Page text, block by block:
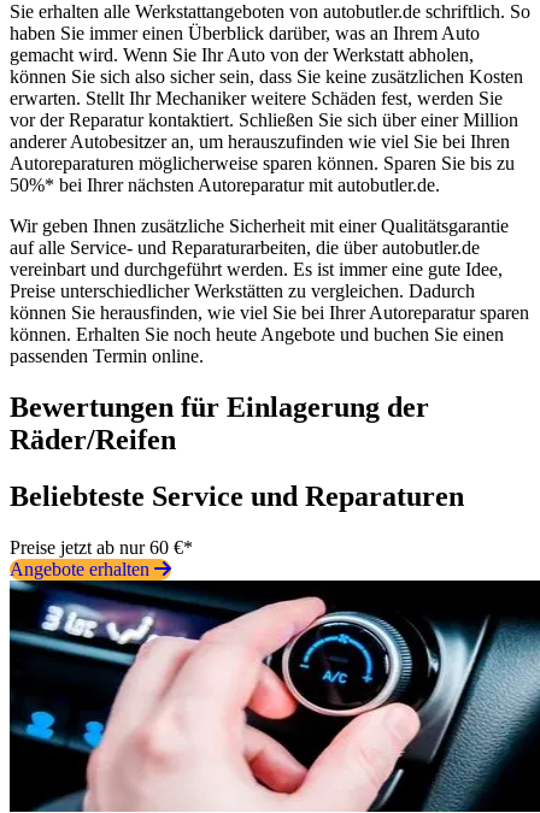
Sie erhalten alle Werkstattangeboten von autobutler.de schriftlich. So
haben Sie immer einen Überblick darüber, was an Ihrem Auto
gemacht wird. Wenn Sie Ihr Auto von der Werkstatt abholen,
können Sie sich also sicher sein, dass Sie keine zusätzlichen Kosten
erwarten. Stellt Ihr Mechaniker weitere Schäden fest, werden Sie
vor der Reparatur kontaktiert. Schließen Sie sich über einer Million
anderer Autobesitzer an, um herauszufinden wie viel Sie bei Ihren
Autoreparaturen möglicherweise sparen können. Sparen Sie bis zu
50%* bei Ihrer nächsten Autoreparatur mit autobutler.de.
Wir geben Ihnen zusätzliche Sicherheit mit einer Qualitätsgarantie
auf alle Service- und Reparaturarbeiten, die über autobutler.de
vereinbart und durchgeführt werden. Es ist immer eine gute Idee,
Preise unterschiedlicher Werkstätten zu vergleichen. Dadurch
können Sie herausfinden, wie viel Sie bei Ihrer Autoreparatur sparen
können. Erhalten Sie noch heute Angebote und buchen Sie einen
passenden Termin online.
Bewertungen für Einlagerung der
Räder/Reifen
Beliebteste Service und Reparaturen
Preise jetzt ab nur 60 €*
Angebote erhalten